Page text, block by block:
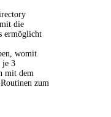
die
ermöglicht
womit
je 3
mit dem
zum